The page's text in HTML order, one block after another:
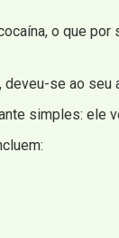
o que
se ao
simples: ele